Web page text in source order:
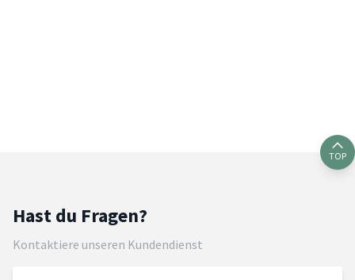
TOP
Hast du Fragen?
Kontaktiere unseren Kundendienst